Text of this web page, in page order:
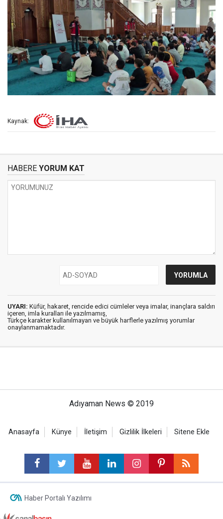
Kaynak:
HABERE YORUM KAT
UYARI: Küfür, hakaret, rencide edici cümleler veya imalar, inançlara saldırı
içeren, imla kuralları ile yazılmamış,
Türkçe karakter kullanılmayan ve büyük harflerle yazılmış yorumlar
onaylanmamaktadır.
Adıyaman News © 2019
Anasayfa Künye İletişim Gizlilik İlkeleri Sitene Ekle
Haber Portalı Yazılımı